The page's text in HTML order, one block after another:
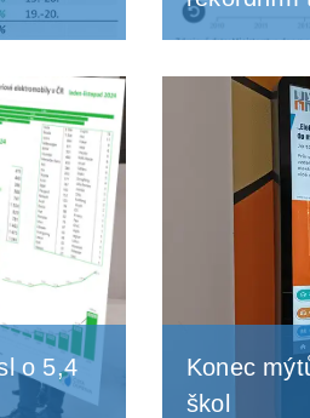
o 5,4
Konec
škol